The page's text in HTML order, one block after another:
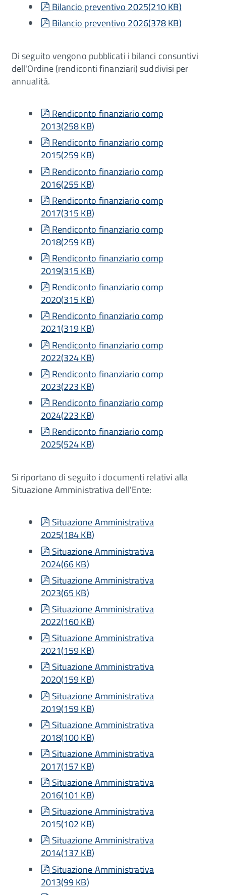
pdf
Bilancio preventivo 2025(210 KB)
pdf
Bilancio preventivo 2026(378 KB)
Di seguito vengono pubblicati i bilanci consuntivi
dell'Ordine (rendiconti finanziari) suddivisi per
annualità.
pdf
Rendiconto finanziario comp
2013(258 KB)
pdf
Rendiconto finanziario comp
2015(259 KB)
pdf
Rendiconto finanziario comp
2016(255 KB)
pdf
Rendiconto finanziario comp
2017(315 KB)
pdf
Rendiconto finanziario comp
2018(259 KB)
pdf
Rendiconto finanziario comp
2019(315 KB)
pdf
Rendiconto finanziario comp
2020(315 KB)
pdf
Rendiconto finanziario comp
2021(319 KB)
pdf
Rendiconto finanziario comp
2022(324 KB)
pdf
Rendiconto finanziario comp
2023(223 KB)
pdf
Rendiconto finanziario comp
2024(223 KB)
pdf
Rendiconto finanziario comp
2025(524 KB)
Si riportano di seguito i documenti relativi alla
Situazione Amministrativa dell'Ente:
pdf
Situazione Amministrativa
2025(184 KB)
pdf
Situazione Amministrativa
2024(66 KB)
pdf
Situazione Amministrativa
2023(65 KB)
pdf
Situazione Amministrativa
2022(160 KB)
pdf
Situazione Amministrativa
2021(159 KB)
pdf
Situazione Amministrativa
2020(159 KB)
pdf
Situazione Amministrativa
2019(159 KB)
pdf
Situazione Amministrativa
2018(100 KB)
pdf
Situazione Amministrativa
2017(157 KB)
pdf
Situazione Amministrativa
2016(101 KB)
pdf
Situazione Amministrativa
2015(102 KB)
pdf
Situazione Amministrativa
2014(137 KB)
pdf
Situazione Amministrativa
2013(99 KB)